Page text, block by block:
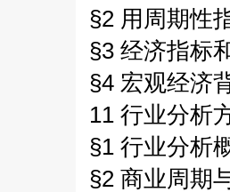
§2 用周期性
§3 经济指标
§4 宏观经济
11 行业分析
§1 行业分析
§2 商业周期